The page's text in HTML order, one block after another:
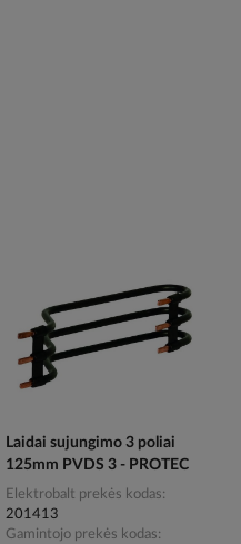
Laidai sujungimo 3 poliai
125mm PVDS 3 - PROTEC
Elektrobalt prekės kodas
201413
Gamintojo prekės kodas